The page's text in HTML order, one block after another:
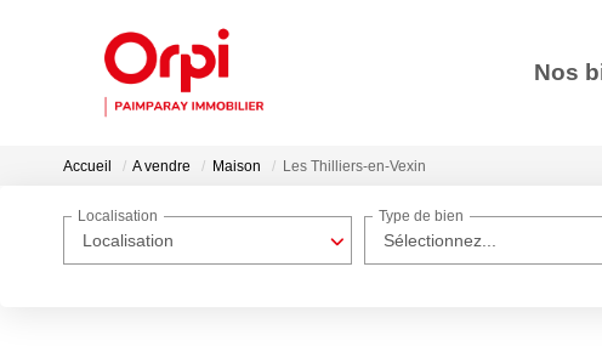
Nos
Accueil A vendre Maison Les Thilliers-en-Vexin
Localisation
Localisation
Sélectionnez...
Type de bien